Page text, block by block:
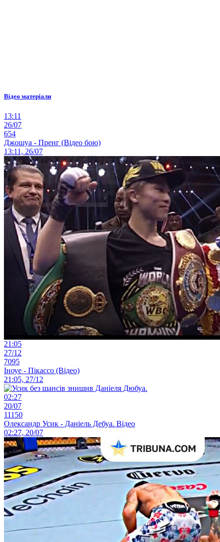
Відео матеріали
13:11
26/07
654
Джошуа - Пренг (Відео бою)
13:11, 26/07
21:05
27/12
7095
Іноуе - Пікассо (Відео)
21:05, 27/12
02:27
20/07
11150
Олександр Усик - Даніель Дебуа. Відео
02:27, 20/07